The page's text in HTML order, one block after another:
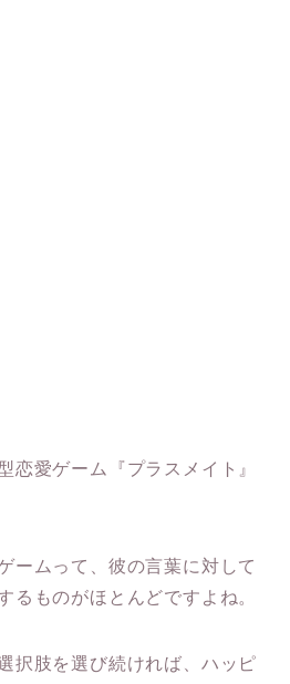
恋愛ゲーム『プラスメイト』
ームって、彼の言葉に対して
るものがほとんどですよね。
択肢を選び続ければ、ハッピ